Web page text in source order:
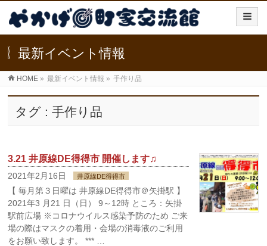
最新イベント情報
HOME » 最新イベント情報 » 手作り品
タグ : 手作り品
3.21 井原線DE得得市 開催します♫
2021年2月16日 井原線DE得得市
【 毎月第３日曜は 井原線DE得得市＠矢掛駅 】
2021年3 月21 日（日） 9～12時 ところ：矢掛
駅前広場 ※コロナウイルス感染予防のため ご来
場の際はマスクの着用・会場の消毒液のご利用
をお願い致します。 *** …